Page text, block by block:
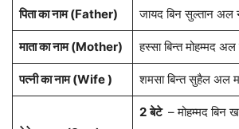
पिता का नाम (Father) जायद बिन सुल्तान अल
माता का नाम (Mother) हस्सा बिन्त मोहम्मद अल
पत्नी का नाम (Wife ) शमसा बिन्त सुहैल अल
2 बेटे – मोहम्मद बिन